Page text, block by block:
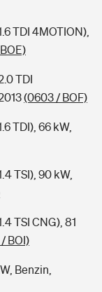
TDI 4MOTION),
TDI
(0603 / BOF)
TDI), 66 kW,
TSI), 90 kW,
TSI CNG), 81
BOI)
Benzin,